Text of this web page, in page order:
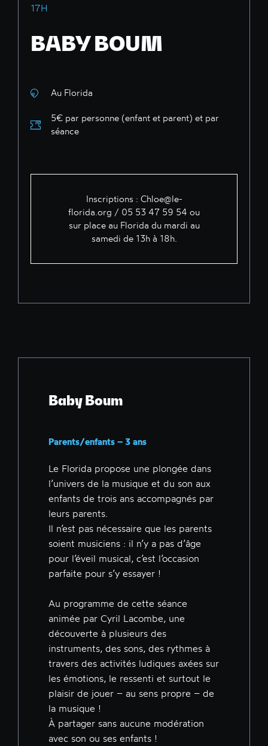
17H
BABY BOUM
Au Florida
5€ par personne (enfant et parent) et par
séance
Inscriptions : Chloe@le-
florida.org / 05 53 47 59 54 ou
sur place au Florida du mardi au
samedi de 13h à 18h.
Baby Boum
Parents/enfants – 3 ans
Le Florida propose une plongée dans
l’univers de la musique et du son aux
enfants de trois ans accompagnés par
leurs parents.
Il n’est pas nécessaire que les parents
soient musiciens : il n’y a pas d’âge
pour l’éveil musical, c’est l’occasion
parfaite pour s’y essayer !
Au programme de cette séance
animée par Cyril Lacombe, une
découverte à plusieurs des
instruments, des sons, des rythmes à
travers des activités ludiques axées sur
les émotions, le ressenti et surtout le
plaisir de jouer – au sens propre – de
la musique !
À partager sans aucune modération
avec son ou ses enfants !